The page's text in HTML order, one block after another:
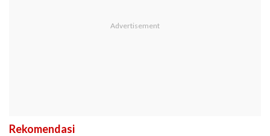
Rekomendasi